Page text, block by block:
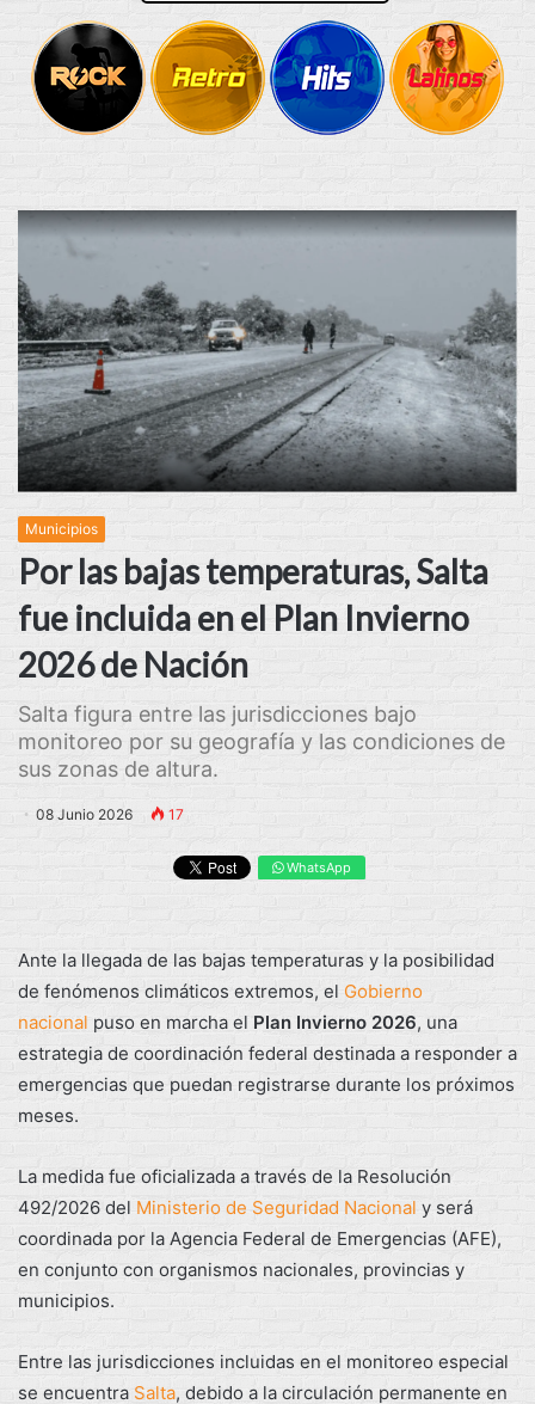
Municipios
Por las bajas temperaturas, Salta
fue incluida en el Plan Invierno
2026 de Nación
Salta figura entre las jurisdicciones bajo
monitoreo por su geografía y las condiciones de
sus zonas de altura.
08 Junio 2026 17
WhatsApp
Ante la llegada de las bajas temperaturas y la posibilidad
de fenómenos climáticos extremos, el Gobierno
nacional puso en marcha el Plan Invierno 2026, una
estrategia de coordinación federal destinada a responder a
emergencias que puedan registrarse durante los próximos
meses.
La medida fue oficializada a través de la Resolución
492/2026 del Ministerio de Seguridad Nacional y será
coordinada por la Agencia Federal de Emergencias (AFE),
en conjunto con organismos nacionales, provincias y
municipios.
Entre las jurisdicciones incluidas en el monitoreo especial
se encuentra Salta, debido a la circulación permanente en